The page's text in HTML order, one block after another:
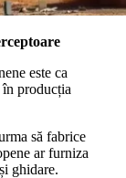
este ca
producția
să fabrice
ar furniza
ghidare.